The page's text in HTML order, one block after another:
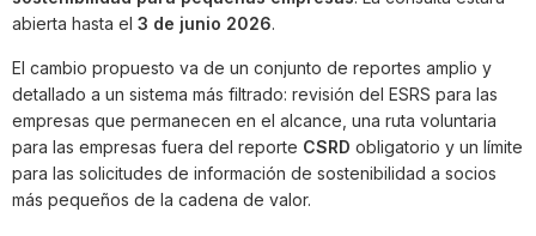
abierta hasta el 3 de junio 2026.
El cambio propuesto va de un conjunto de reportes amplio y
detallado a un sistema más filtrado: revisión del ESRS para las
empresas que permanecen en el alcance, una ruta voluntaria
para las empresas fuera del reporte CSRD obligatorio y un límite
para las solicitudes de información de sostenibilidad a socios
más pequeños de la cadena de valor.